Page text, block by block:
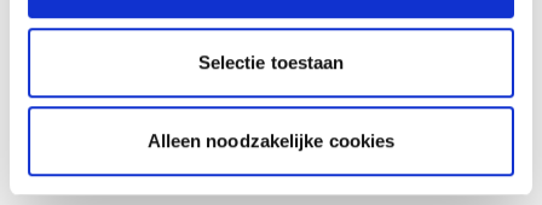
Selectie toestaan
Alleen noodzakelijke cookies